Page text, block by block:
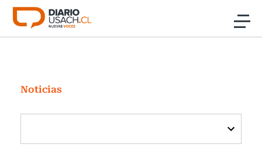
Click acá para ir directamente al contenido
Investigación
Cultura
Programas Radio y TV Usach
Noticias